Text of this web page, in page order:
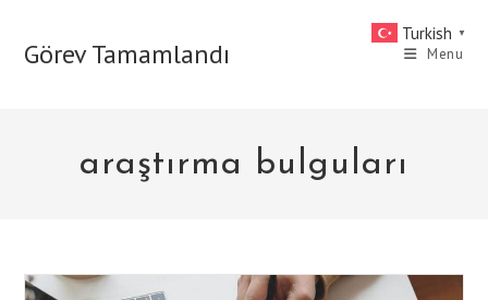
contentGörev Tamamlandı Menu
araştırma bulguları
Turkish ▼